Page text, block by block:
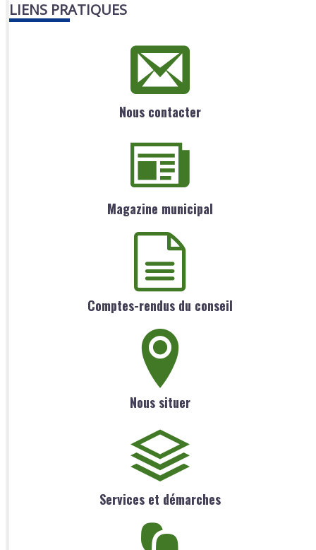
LIENS PRATIQUES
Nous contacter
Magazine municipal
Comptes-rendus du conseil
Nous situer
Services et démarches